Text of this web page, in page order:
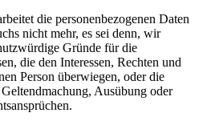
die personenbezogenen Daten
nicht mehr, es sei denn, wir
Gründe für die
die den Interessen, Rechten und
Person überwiegen, oder die
Ausübung oder